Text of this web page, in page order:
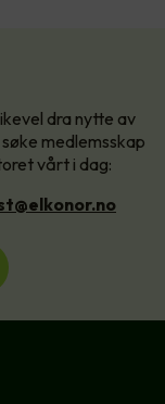
dra nytte av
medlemsskap
vårt i dag: